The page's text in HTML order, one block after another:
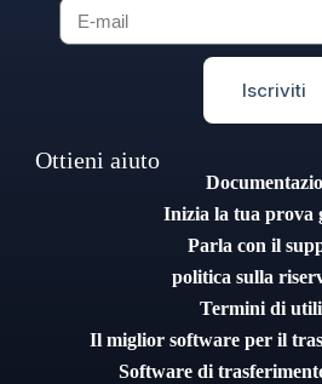
Iscriviti
Ottieni aiuto
Inizia la tua prova
Parla con il
politica sulla
Termini di
Il miglior software per il
Software di